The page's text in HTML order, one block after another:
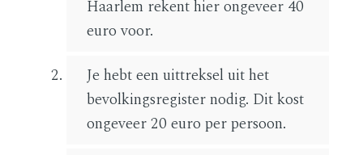
Haarlem rekent hier ongeveer 40
euro voor.
Je hebt een uittreksel uit het
bevolkingsregister nodig. Dit kost
ongeveer 20 euro per persoon.